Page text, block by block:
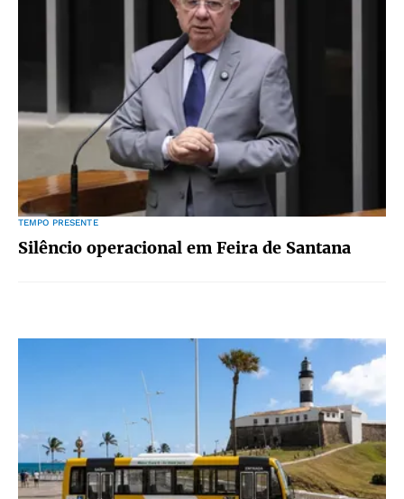
TEMPO PRESENTE
Silêncio operacional em Feira de Santana